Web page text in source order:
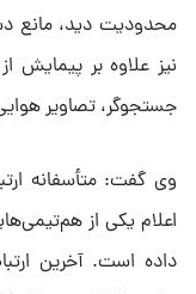
محدودیت دید، مانع
نیز علاوه بر پیمایش
جستجوگر، تصاویر
وی گفت: متأسفانه
اعلام یکی از